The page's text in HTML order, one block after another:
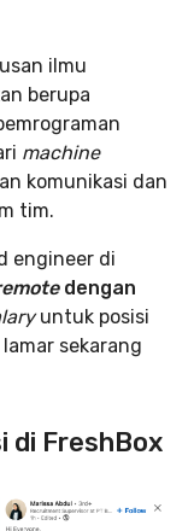
ilmu
berupa
machine
komunikasi dan
tim.
engineer di
dengan
untuk posisi
sekarang
di FreshBox